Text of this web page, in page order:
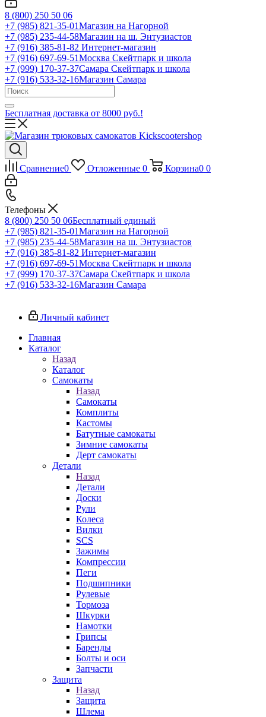
8 (800) 250 50 06
+7 (985) 821-35-01Магазин на Нагорной
+7 (985) 235-44-58Магазин на ш. Энтузиастов
+7 (916) 385-81-82 Интернет-магазин
+7 (916) 697-69-51Москва Скейтпарк и школа
+7 (999) 170-37-37Самара Скейтпарк и школа
+7 (916) 533-32-16Магазин Самара
Бесплатная доставка от 8000 руб.!
Сравнение0 Отложенные 0 Корзина0 0
Телефоны
8 (800) 250 50 06Бесплатный единый
+7 (985) 821-35-01Магазин на Нагорной
+7 (985) 235-44-58Магазин на ш. Энтузиастов
+7 (916) 385-81-82 Интернет-магазин
+7 (916) 697-69-51Москва Скейтпарк и школа
+7 (999) 170-37-37Самара Скейтпарк и школа
+7 (916) 533-32-16Магазин Самара
Личный кабинет
Главная
Каталог
Назад
Каталог
Самокаты
Назад
Самокаты
Комплиты
Кастомы
Батутные самокаты
Зимние самокаты
Дерт самокаты
Детали
Назад
Детали
Доски
Рули
Колеса
Вилки
SCS
Зажимы
Компрессии
Пеги
Подшипники
Рулевые
Тормоза
Шкурки
Намотки
Грипсы
Баренды
Болты и оси
Запчасти
Защита
Назад
Защита
Шлема